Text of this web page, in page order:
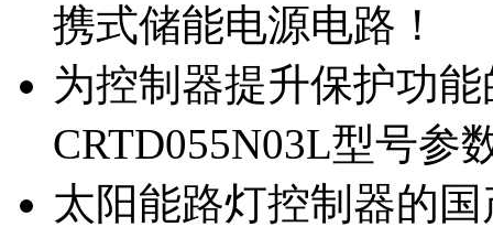
携式储能电源电路！
为控制器提升保护功
CRTD055N03L型号参
太阳能路灯控制器的